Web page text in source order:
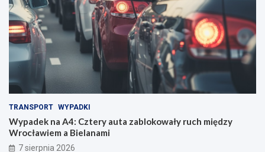
TRANSPORT WYPADKI
Wypadek na A4: Cztery auta zablokowały ruch między
Wrocławiem a Bielanami
7 sierpnia 2026